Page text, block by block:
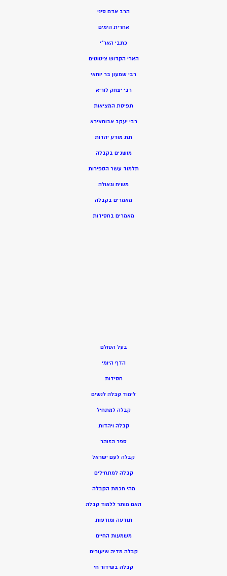
הרב אדם סיני
אחרית הימים
כתבי האר”י
הארי הקדוש ציטוטים
רבי שמעון בר יוחאי
רבי יצחק לוריא
תפיסת המציאות
רבי יעקב אבוחצירא
תת מודע יהדות
מושגים בקבלה
תלמוד עשר הספירות
משיח וגאולה
מאמרים בקבלה
מאמרים בחסידות
בעל הסולם
הדף היומי
חסידות
לימוד קבלה לנשים
קבלה למתחיל
קבלה ויהדות
ספר הזוהר
קבלה לעם ישראל
קבלה למתחילים
מהי חכמת הקבלה
האם מותר ללמוד קבלה
תודעה ומודעות
משמעות החיים
קבלה מדיה שיעורים
קבלה בשידור חי